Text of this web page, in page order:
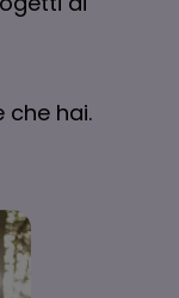
che hai.